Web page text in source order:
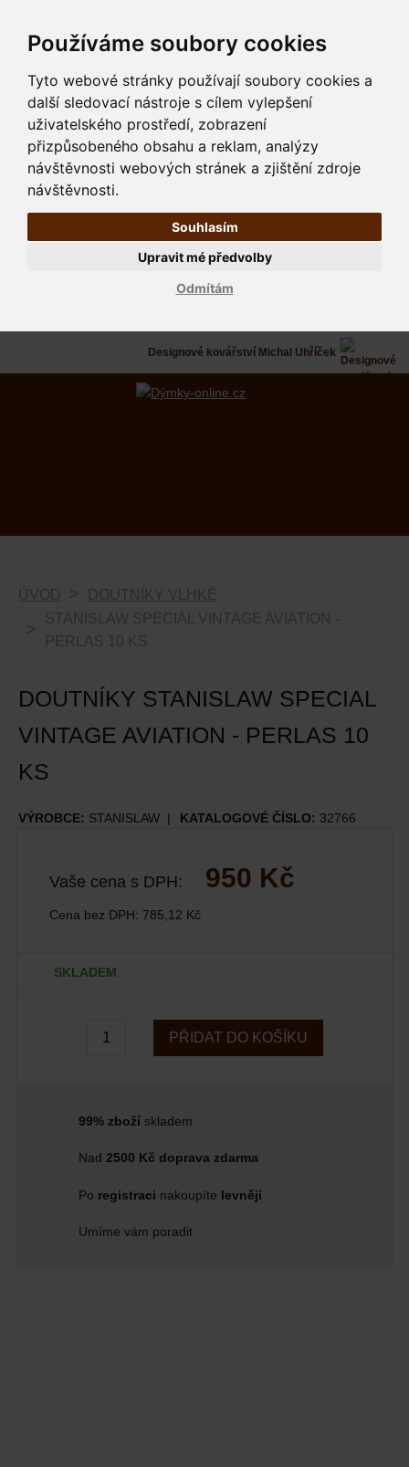
Používáme soubory cookies
Tyto webové stránky používají soubory cookies a
další sledovací nástroje s cílem vylepšení
uživatelského prostředí, zobrazení
přizpůsobeného obsahu a reklam, analýzy
návštěvnosti webových stránek a zjištění zdroje
návštěvnosti.
Souhlasím
Odmítám
Upravit mé předvolby
Designové kovářství Michal Uhříček
ÚVOD
DOUTNÍKY VLHKÉ
STANISLAW SPECIAL VINTAGE AVIATION -
PERLAS 10 KS
DOUTNÍKY STANISLAW SPECIAL
VINTAGE AVIATION - PERLAS 10
KS
VÝROBCE: STANISLAW KATALOGOVÉ ČÍSLO: 32766
Vaše cena s DPH: 950 Kč
Cena bez DPH: 785,12 Kč
SKLADEM
PŘIDAT DO KOŠÍKU
99% zbožískladem
Nad 2500 Kč doprava zdarma
Po registraci nakoupíte levněji
Umíme vám poradit